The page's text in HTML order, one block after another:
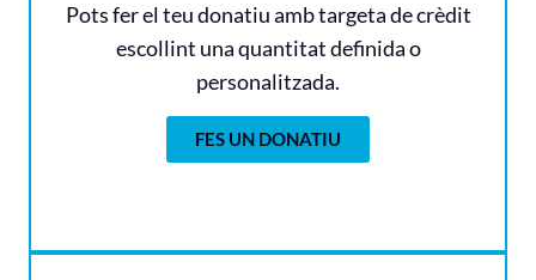
Pots fer el teu donatiu amb targeta de crèdit
escollint una quantitat definida o
personalitzada.
FES UN DONATIU